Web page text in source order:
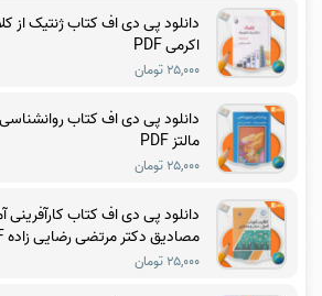
دانلود پی دی اف کتاب ژنتیک از
اکرمی PDF
۲۵,۰۰۰ تومان
دانلود پی دی اف کتاب
مالتز PDF
۲۵,۰۰۰ تومان
دانلود پی دی اف کتاب
مصادیق دکتر مرتضی رضایی زاده PDF
۲۵,۰۰۰ تومان